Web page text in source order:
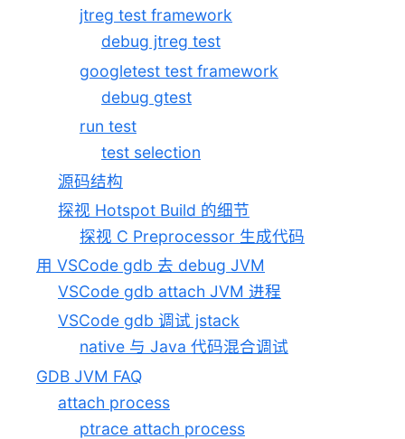
jtreg test framework
debug jtreg test
googletest test framework
debug gtest
run test
test selection
源码结构
探视 Hotspot Build 的细节
探视 C Preprocessor 生成代码
用 VSCode gdb 去 debug JVM
VSCode gdb attach JVM 进程
VSCode gdb 调试 jstack
native 与 Java 代码混合调试
GDB JVM FAQ
attach process
ptrace attach process